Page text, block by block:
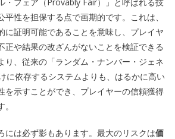
性を担保する点で画期的です。これは、
に証明可能であることを意味し、プレイヤ
正や結果の改ざんがないことを検証できる
り、従来の「ランダム・ナンバー・ジェネ
に依存するシステムよりも、はるかに高い
を示すことができ、プレイヤーの信頼獲得
には必ず影もあります。最大のリスクは価